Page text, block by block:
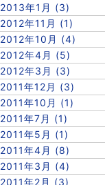
2013年1月 (3)
2012年11月 (1)
2012年10月 (4)
2012年4月 (5)
2012年3月 (3)
2011年12月 (3)
2011年10月 (1)
2011年7月 (1)
2011年5月 (1)
2011年4月 (8)
2011年3月 (4)
2011年2月 (3)